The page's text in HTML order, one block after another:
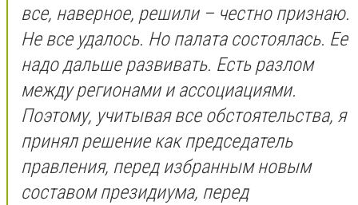
все, наверное, решили – честно признаю.
Не все удалось. Но палата состоялась. Ее
надо дальше развивать. Есть разлом
между регионами и ассоциациями.
Поэтому, учитывая все обстоятельства, я
принял решение как председатель
правления, перед избранным новым
составом президиума, перед